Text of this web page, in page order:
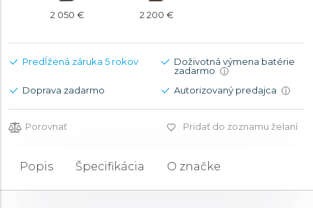
2 050 € 2 200 €
Predĺžená záruka 5 rokov
Doživotná výmena batérie
zadarmo
i
Doprava zadarmo Autorizovaný predajca i
Porovnať Pridať do zoznamu želaní
Popis Špecifikácia O značke